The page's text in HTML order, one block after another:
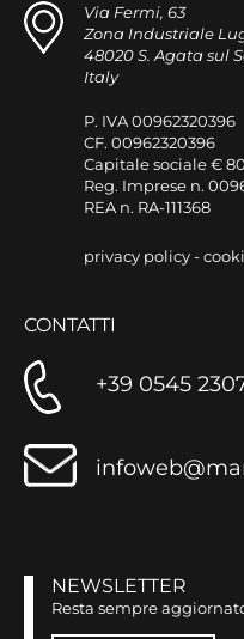
Via Fermi, 63
Zona Industriale
48020 S. Agata sul
Italy
P. IVA 00962320396
CF. 00962320396
Capitale sociale €
Reg. Imprese n.
REA n. RA-111368
privacy policy-
CONTATTI
+39 0545
NEWSLETTER
Resta sempre